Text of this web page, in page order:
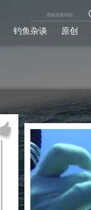
钓鱼杂谈 原创